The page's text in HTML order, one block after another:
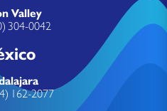
Valley
304-0042
162-2077